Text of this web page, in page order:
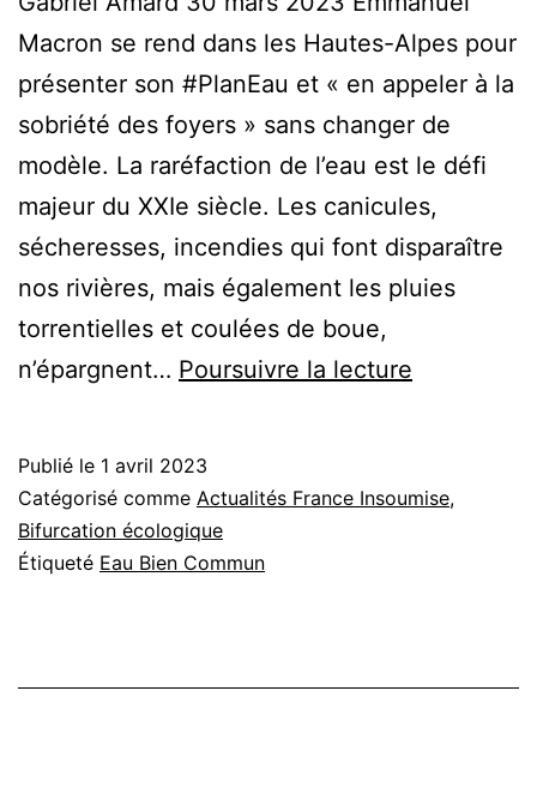
Macron se rend dans les Hautes-Alpes pour
présenter son #PlanEau et « en appeler à la
sobriété des foyers » sans changer de
modèle. La raréfaction de l’eau est le défi
majeur du XXIe siècle. Les canicules,
sécheresses, incendies qui font disparaître
nos rivières, mais également les pluies
torrentielles et coulées de boue,
n’épargnent… Poursuivre la lecture
protéger
l’humanité
Publié le 1 avril 2023
Catégorisé comme Actualités France Insoumise,
Bifurcation écologique
Étiqueté Eau Bien Commun